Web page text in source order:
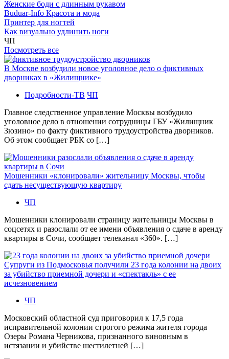
Женские боди с длинным рукавом
Buduar-Info Красота и мода
Принтер для ногтей
Как визуально удлинить ноги
ЧП
Посмотреть все
В Москве возбудили новое уголовное дело о фиктивных
дворниках в «Жилищнике»
Подробности-ТВ ЧП
Главное следственное управление Москвы возбудило
уголовное дело в отношении сотрудницы ГБУ «Жилищник
Зюзино» по факту фиктивного трудоустройства дворников.
Об этом сообщает РБК со […]
Мошенники «клонировали» жительницу Москвы, чтобы
сдать несуществующую квартиру
ЧП
Мошенники клонировали страницу жительницы Москвы в
соцсетях и разослали от ее имени объявления о сдаче в аренду
квартиры в Сочи, сообщает телеканал «360». […]
Супруги из Подмосковья получили 23 года колонии на двоих
за убийство приемной дочери и «спектакль» с ее
исчезновением
ЧП
Московский областной суд приговорил к 17,5 года
исправительной колонии строгого режима жителя города
Озеры Романа Черникова, признанного виновным в
истязании и убийстве шестилетней […]